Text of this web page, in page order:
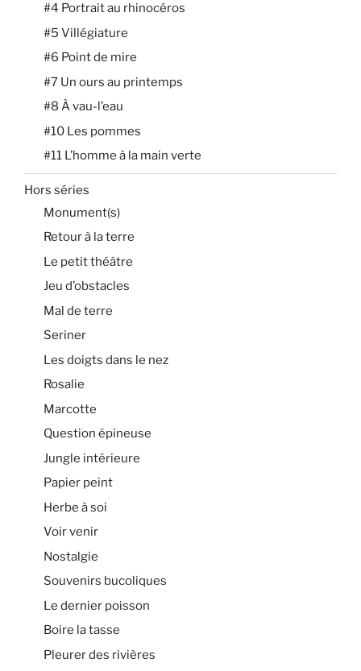
#4 Portrait au rhinocéros
#5 Villégiature
#6 Point de mire
#7 Un ours au printemps
#8 À vau-l’eau
#10 Les pommes
#11 L’homme à la main verte
Hors séries
Monument(s)
Retour à la terre
Le petit théâtre
Jeu d’obstacles
Mal de terre
Seriner
Les doigts dans le nez
Rosalie
Marcotte
Question épineuse
Jungle intérieure
Papier peint
Herbe à soi
Voir venir
Nostalgie
Souvenirs bucoliques
Le dernier poisson
Boire la tasse
Pleurer des rivières